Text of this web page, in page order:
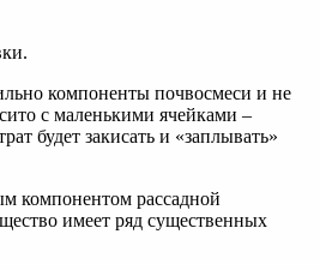
компоненты почвосмеси и не
с маленькими ячейками –
будет закисать и «заплывать»
компонентом рассадной
имеет ряд существенных